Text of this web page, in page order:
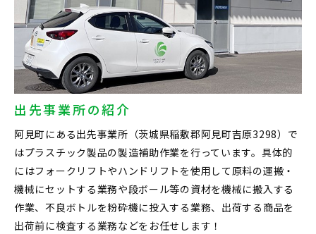
出先事業所の紹介
阿見町にある出先事業所（茨城県稲敷郡阿見町吉原3298）で
はプラスチック製品の製造補助作業を行っています。具体的
にはフォークリフトやハンドリフトを使用して原料の運搬・
機械にセットする業務や段ボール等の資材を機械に搬入する
作業、不良ボトルを粉砕機に投入する業務、出荷する商品を
出荷前に検査する業務などをお任せします！